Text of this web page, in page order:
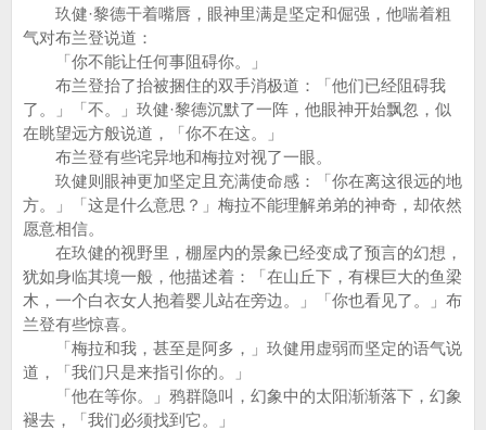
玖健·黎德干着嘴唇，眼神里满是坚定和倔强，他喘着粗
气对布兰登说道：
「你不能让任何事阻碍你。」
布兰登抬了抬被捆住的双手消极道：「他们已经阻碍我
了。」「不。」玖健·黎德沉默了一阵，他眼神开始飘忽，似
在眺望远方般说道，「你不在这。」
布兰登有些诧异地和梅拉对视了一眼。
玖健则眼神更加坚定且充满使命感：「你在离这很远的地
方。」「这是什么意思？」梅拉不能理解弟弟的神奇，却依然
愿意相信。
在玖健的视野里，棚屋内的景象已经变成了预言的幻想，
犹如身临其境一般，他描述着：「在山丘下，有棵巨大的鱼梁
木，一个白衣女人抱着婴儿站在旁边。」「你也看见了。」布
兰登有些惊喜。
「梅拉和我，甚至是阿多，」玖健用虚弱而坚定的语气说
道，「我们只是来指引你的。」
「他在等你。」鸦群隐叫，幻象中的太阳渐渐落下，幻象
褪去，「我们必须找到它。」